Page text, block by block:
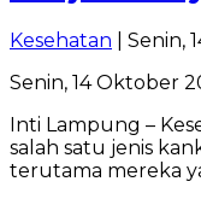
Kesehatan | Senin,
Senin, 14 Oktober
Inti Lampung –
salah satu jenis
terutama mereka